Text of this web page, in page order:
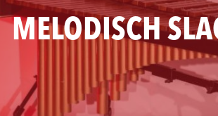
MELODISCH